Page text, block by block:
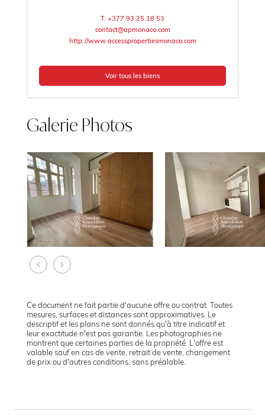
T. +377 93 25 18 53
contact@apmonaco.com
http://www.accesspropertiesmonaco.com
Voir tous les biens
Galerie Photos
Ce document ne fait partie d'aucune offre ou contrat. Toutes
mesures, surfaces et distances sont approximatives. Le
descriptif et les plans ne sont donnés qu'à titre indicatif et
leur exactitude n'est pas garantie. Les photographies ne
montrent que certaines parties de la propriété. L'offre est
valable sauf en cas de vente, retrait de vente, changement
de prix ou d'autres conditions, sans préalable.